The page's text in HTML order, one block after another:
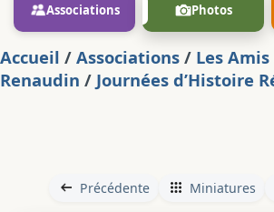
Associations Photos
Accueil / Associations / Les
Renaudin / Journées d’Histoire
Précédente Miniatures